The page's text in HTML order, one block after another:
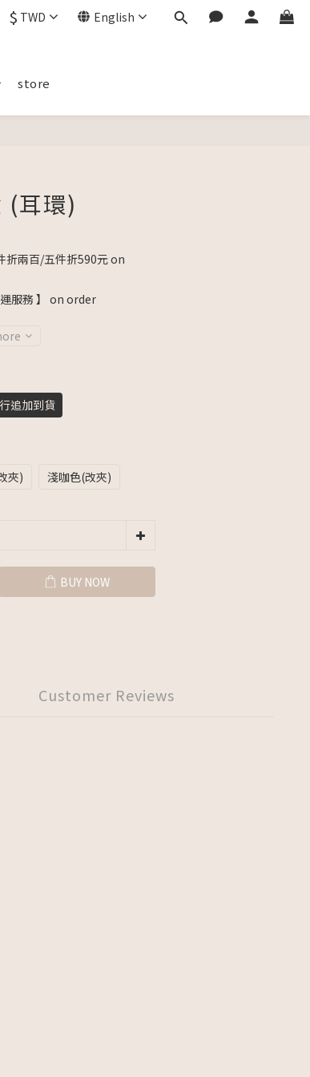
$ TWD English
store
(耳環)
折兩百/五件折590元 on
運服務 】 on order
追加到貨
夾) 淺咖色(改夾)
BUY NOW
Customer Reviews